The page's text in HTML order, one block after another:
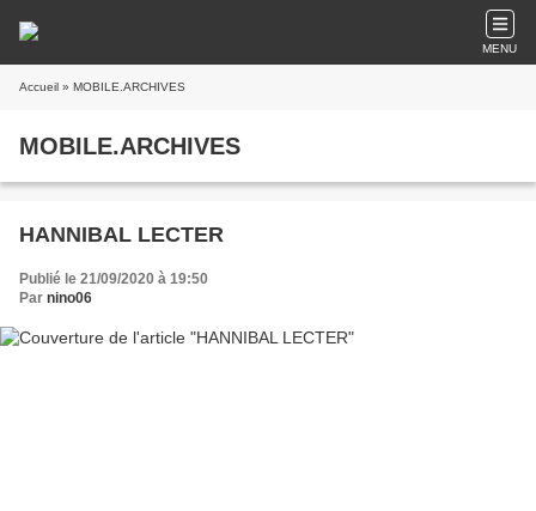
MENU
Accueil » MOBILE.ARCHIVES
MOBILE.ARCHIVES
HANNIBAL LECTER
Publié le 21/09/2020 à 19:50
Par nino06